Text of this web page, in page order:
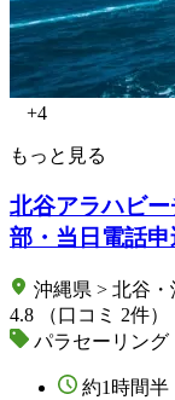
+4
もっと見る
北谷アラハビ
部・当日電話申
沖縄県 > 北谷
4.8
（口コミ 2件）
パラセーリング
約1時間半